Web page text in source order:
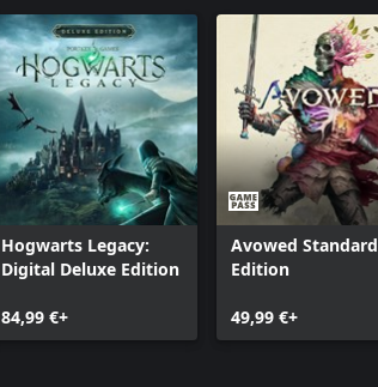
Hogwarts Legacy:
Digital Deluxe Edition
84,99 €+
Avowed Standard
Edition
49,99 €+